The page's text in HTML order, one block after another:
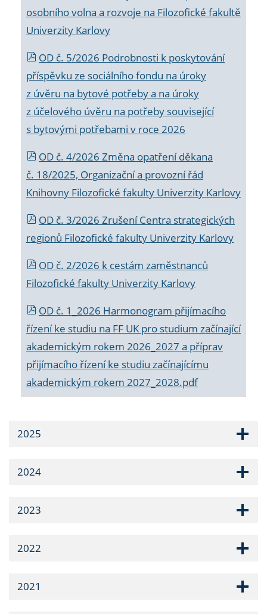
osobního volna a rozvoje na Filozofické fakultě
Univerzity Karlovy
OD č. 5/2026 Podrobnosti k poskytování
příspěvku ze sociálního fondu na úroky
z úvěru na bytové potřeby a na úroky
z účelového úvěru na potřeby související
s bytovými potřebami v roce 2026
OD č. 4/2026 Změna opatření děkana
č. 18/2025, Organizační a provozní řád
Knihovny Filozofické fakulty Univerzity Karlovy
OD č. 3/2026 Zrušení Centra strategických
regionů Filozofické fakulty Univerzity Karlovy
OD č. 2/2026 k cestám zaměstnanců
Filozofické fakulty Univerzity Karlovy
OD č. 1_2026 Harmonogram přijímacího
řízení ke studiu na FF UK pro studium začínající
akademickým rokem 2026_2027 a příprav
přijímacího řízení ke studiu začínajícímu
akademickým rokem 2027_2028.pdf
2025
2024
2023
2022
2021